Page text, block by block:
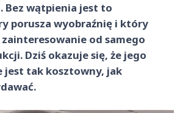
Bez wątpienia jest to
porusza wyobraźnię i który
od samego
Dziś okazuje się, że jego
jest tak kosztowny, jak